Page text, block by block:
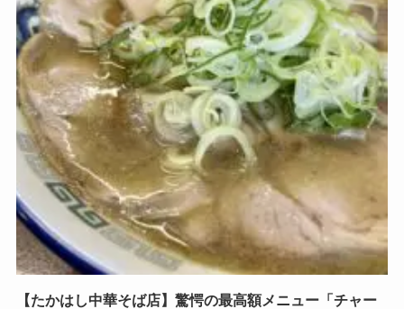
【たかはし中華そば店】驚愕の最高額メニュー「チャー